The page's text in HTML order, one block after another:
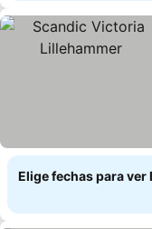
Elige fechas para